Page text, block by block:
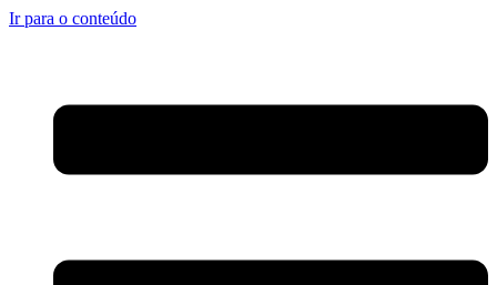
Ir para o conteúdo